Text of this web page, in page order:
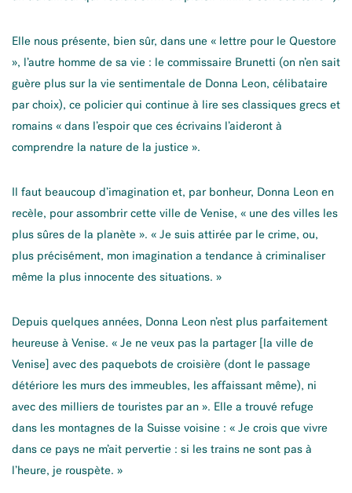
Elle nous présente, bien sûr, dans une « lettre pour le Questore
», l’autre homme de sa vie : le commissaire Brunetti (on n’en sait
guère plus sur la vie sentimentale de Donna Leon, célibataire
par choix), ce policier qui continue à lire ses classiques grecs et
romains « dans l’espoir que ces écrivains l’aideront à
comprendre la nature de la justice ».
Il faut beaucoup d’imagination et, par bonheur, Donna Leon en
recèle, pour assombrir cette ville de Venise, « une des villes les
plus sûres de la planète ». « Je suis attirée par le crime, ou,
plus précisément, mon imagination a tendance à criminaliser
même la plus innocente des situations. »
Depuis quelques années, Donna Leon n’est plus parfaitement
heureuse à Venise. « Je ne veux pas la partager [la ville de
Venise] avec des paquebots de croisière (dont le passage
détériore les murs des immeubles, les affaissant même), ni
avec des milliers de touristes par an ». Elle a trouvé refuge
dans les montagnes de la Suisse voisine : « Je crois que vivre
dans ce pays ne m’ait pervertie : si les trains ne sont pas à
l’heure, je rouspète. »